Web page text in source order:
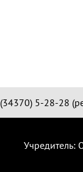
(34370) 5-28-28
Учредитель: